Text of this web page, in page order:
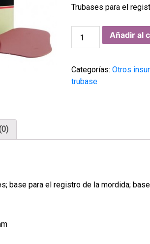
Trubases para el
Hoffmann's.
Añadir al
Categorías: Otros
trubase
base para el registro de la mordida;